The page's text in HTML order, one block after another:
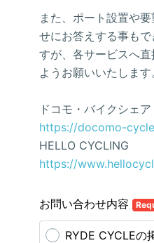
また、ポート設置や
せにお答えする事も
すが、各サービスへ
ようお願いいたします
ドコモ・バイクシェア
https://docomo-
HELLO CYCLING
https://
お問い合わせ内容
RYDE CYCLEの